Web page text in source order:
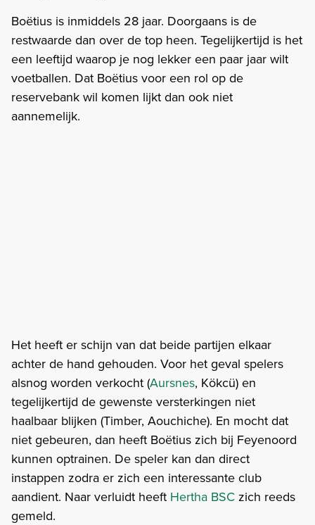
Boëtius is inmiddels 28 jaar. Doorgaans is de
restwaarde dan over de top heen. Tegelijkertijd is het
een leeftijd waarop je nog lekker een paar jaar wilt
voetballen. Dat Boëtius voor een rol op de
reservebank wil komen lijkt dan ook niet
aannemelijk.
Het heeft er schijn van dat beide partijen elkaar
achter de hand gehouden. Voor het geval spelers
alsnog worden verkocht (Aursnes, Kökcü) en
tegelijkertijd de gewenste versterkingen niet
haalbaar blijken (Timber, Aouchiche). En mocht dat
niet gebeuren, dan heeft Boëtius zich bij Feyenoord
kunnen optrainen. De speler kan dan direct
instappen zodra er zich een interessante club
aandient. Naar verluidt heeft Hertha BSC zich reeds
gemeld.